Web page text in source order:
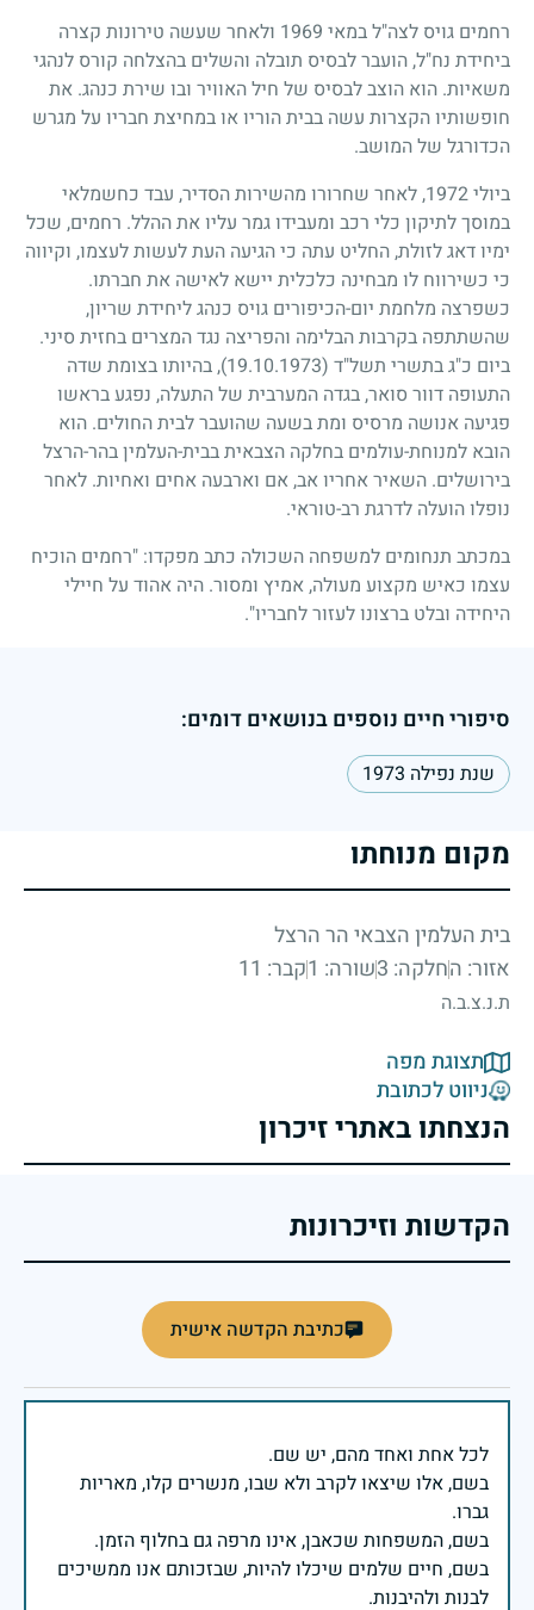
רחמים גויס לצה"ל במאי 1969 ולאחר שעשה טירונות קצרה
ביחידת נח"ל, הועבר לבסיס תובלה והשלים בהצלחה קורס לנהגי
משאיות. הוא הוצב לבסיס של חיל האוויר ובו שירת כנהג. את
חופשותיו הקצרות עשה בבית הוריו או במחיצת חבריו על מגרש
הכדורגל של המושב.
ביולי1972, לאחר שחרורו מהשירות הסדיר, עבד כחשמלאי
במוסך לתיקון כלי רכב ומעבידו גמר עליו את ההלל. רחמים, שכל
ימיו דאג לזולת, החליט עתה כי הגיעה העת לעשות לעצמו, וקיווה
כי כשירווח לו מבחינה כלכלית יישא לאישה את חברתו.
כשפרצה מלחמת יום-הכיפורים גויס כנהג ליחידת שריון,
שהשתתפה בקרבות הבלימה והפריצה נגד המצרים בחזית סיני.
ביום כ"ג בתשרי תשל"ד (19.10.1973)
, בהיותו בצומת שדה
התעופה דוור סואר, בגדה המערבית של התעלה, נפגע בראשו
פגיעה אנושה מרסיס ומת בשעה שהועבר לבית החולים. הוא
הובא למנוחת-עולמים בחלקה הצבאית בבית-העלמין בהר-הרצל
בירושלים. השאיר אחריו אב, אם וארבעה אחים ואחיות. לאחר
נופלו הועלה לדרגת רב-טוראי.
במכתב תנחומים למשפחה השכולה כתב מפקדו: "רחמים הוכיח
עצמו כאיש מקצוע מעולה, אמיץ ומסור. היה אהוד על חיילי
היחידה ובלט ברצונו לעזור לחבריו".
סיפורי חיים נוספים בנושאים דומים:
שנת נפילה 1973
מקום מנוחתו
בית העלמין הצבאי הר הרצל
אזור: החלקה: 3 שורה: 1 קבר: 11
ת.נ.צ.ב.ה
תצוגת מפה
ניווט לכתובת
הנצחתו באתרי זיכרון
הקדשות וזיכרונות
כתיבת הקדשה אישית
בשם, אלו שיצאו לקרב ולא שבו, מנשרים קלו, מאריות
בשם, חיים שלמים שיכלו להיות, שבזכותם אנו ממשיכים